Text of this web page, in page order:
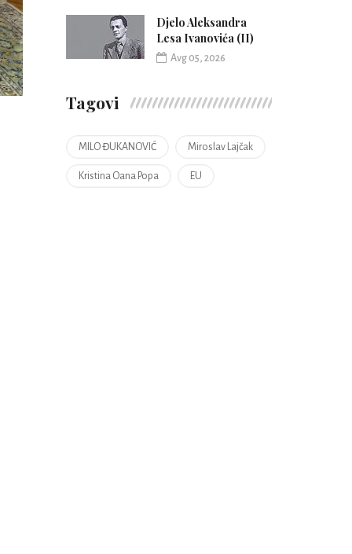
Djelo Aleksandra
Lesa Ivanovića (II)
Avg 05, 2026
Tagovi
MILO ĐUKANOVIĆ Miroslav Lajčak
Kristina Oana Popa EU